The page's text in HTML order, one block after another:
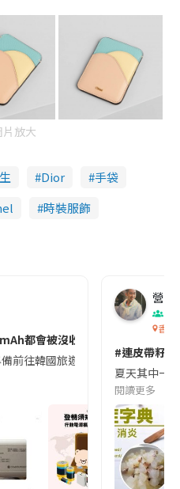
放大
Dior
手袋
時裝服飾
都會被沒收😱出發前切記檢查
備前往韓國旅遊的民眾，近期要
營養
香港
#連皮帶籽
夏天其中一
閱讀更多